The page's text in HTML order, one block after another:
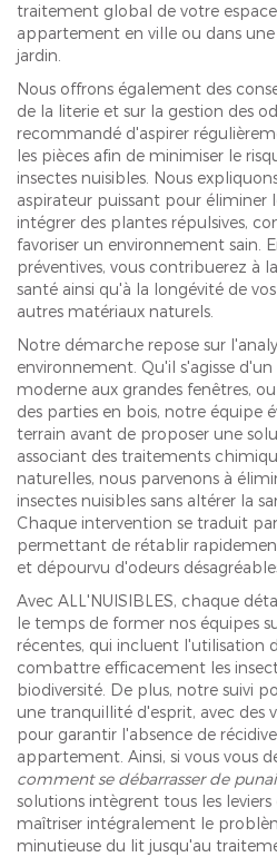
traitement global de votre
appartement en ville ou dans
jardin.
Nous offrons également des
de la literie et sur la gestion des
recommandé d'aspirer
les pièces afin de minimiser le
insectes nuisibles. Nous
aspirateur puissant pour éliminer
intégrer des plantes répulsives,
favoriser un environnement sain.
préventives, vous contribuerez à
santé ainsi qu'à la longévité de
autres matériaux naturels.
Notre démarche repose sur
environnement. Qu'il s'agisse
moderne aux grandes fenêtres,
des parties en bois, notre équipe
terrain avant de proposer une
associant des traitements
naturelles, nous parvenons à
insectes nuisibles sans altérer la
Chaque intervention se traduit
permettant de rétablir
et dépourvu d'odeurs
Avec ALL'NUISIBLES, chaque
le temps de former nos équipes
récentes, qui incluent l'utilisation
combattre efficacement les
biodiversité. De plus, notre suivi
une tranquillité d'esprit, avec des
pour garantir l'absence de
appartement. Ainsi, si vous vous
comment se débarrasser de
solutions intègrent tous les
maîtriser intégralement le
minutieuse du lit jusqu'au